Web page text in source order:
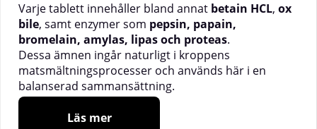
Varje tablett innehåller bland annat betain HCL, ox
bile, samt enzymer som pepsin, papain,
bromelain, amylas, lipas och proteas.
Dessa ämnen ingår naturligt i kroppens
matsmältningsprocesser och används här i en
balanserad sammansättning.
Now Super Enzymes
Läs mer